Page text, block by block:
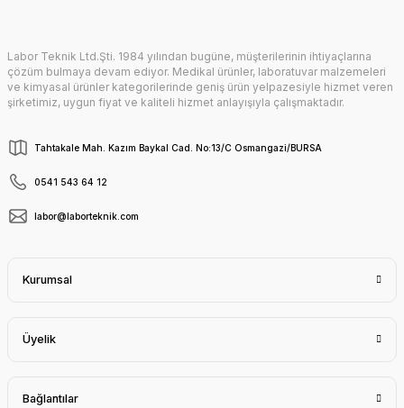
Gönder
Labor Teknik Ltd.Şti. 1984 yılından bugüne, müşterilerinin ihtiyaçlarına
çözüm bulmaya devam ediyor. Medikal ürünler, laboratuvar malzemeleri
ve kimyasal ürünler kategorilerinde geniş ürün yelpazesiyle hizmet veren
şirketimiz, uygun fiyat ve kaliteli hizmet anlayışıyla çalışmaktadır.
Tahtakale Mah. Kazım Baykal Cad. No:13/C Osmangazi/BURSA
0541 543 64 12
labor@laborteknik.com
Kurumsal
Üyelik
Bağlantılar